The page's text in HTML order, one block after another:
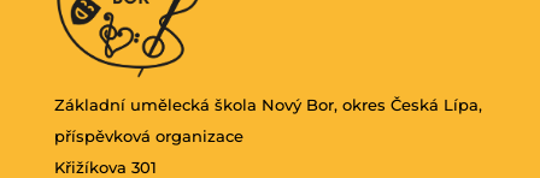
Základní umělecká škola Nový Bor, okres Česká Lípa,
příspěvková organizace
Křižíkova 301